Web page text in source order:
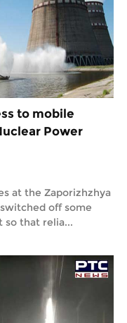
to mobile
Power
at the Zaporizhzhya
off some
so that relia...